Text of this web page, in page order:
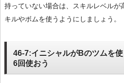
持っていない場合は、スキルレベルが
キルやボムを使うようにしましょう。
46-7:イニシャルがBのツムを
6回使おう